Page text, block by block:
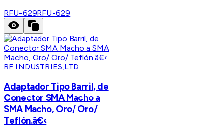
RFU-629RFU-629
RF INDUSTRIES,LTD
Adaptador Tipo Barril, de
Conector SMA Macho a
SMA Macho, Oro/ Oro/
Teflón.â€‹